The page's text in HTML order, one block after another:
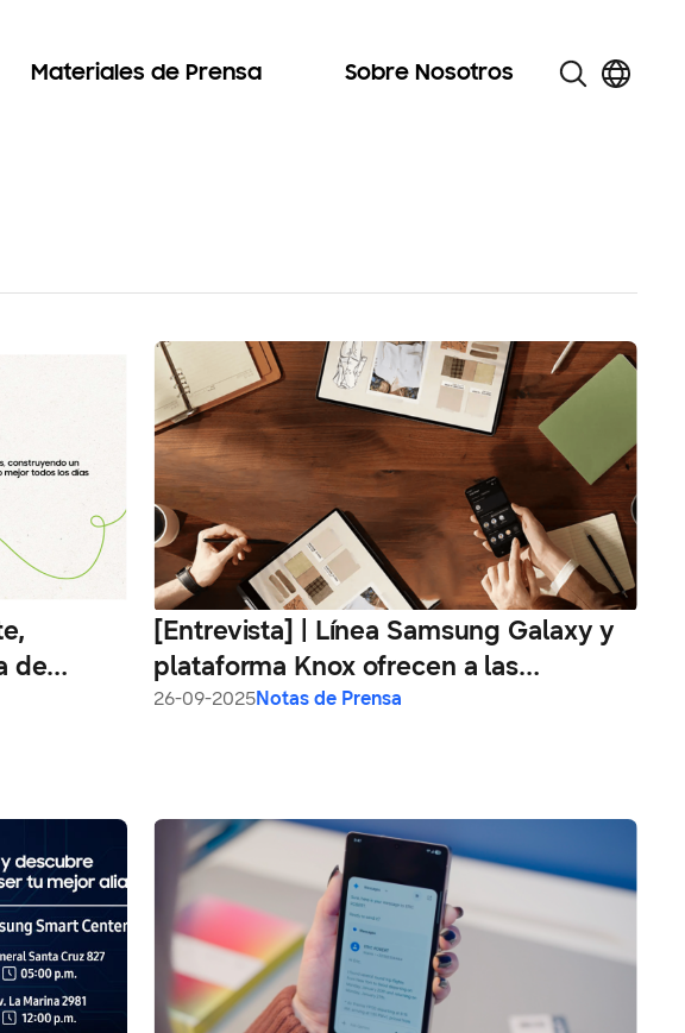
Materiales de Prensa Sobre Nosotros
de
[Entrevista] | Línea Samsung Galaxy y
plataforma Knox ofrecen a las
empresas herramientas para una
26-09-2025Notas de Prensa